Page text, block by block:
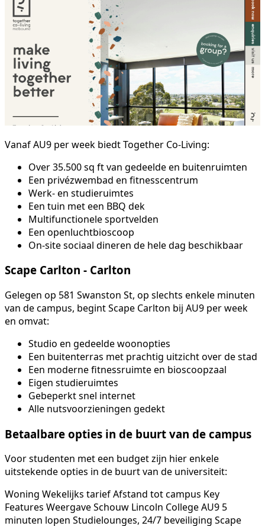
Vanaf AU9 per week biedt Together Co-Living:
Over 35.500 sq ft van gedeelde en buitenruimten
Een privézwembad en fitnesscentrum
Werk- en studieruimtes
Een tuin met een BBQ dek
Multifunctionele sportvelden
Een openluchtbioscoop
On-site sociaal dineren de hele dag beschikbaar
Scape Carlton - Carlton
Gelegen op 581 Swanston St, op slechts enkele minuten
van de campus, begint Scape Carlton bij AU9 per week
en omvat:
Studio en gedeelde woonopties
Een buitenterras met prachtig uitzicht over de stad
Een moderne fitnessruimte en bioscoopzaal
Eigen studieruimtes
Gebeperkt snel internet
Alle nutsvoorzieningen gedekt
Betaalbare opties in de buurt van de campus
Voor studenten met een budget zijn hier enkele
uitstekende opties in de buurt van de universiteit:
Woning Wekelijks tarief Afstand tot campus Key
Features Weergave Schouw Lincoln College AU9 5
minuten lopen Studielounges, 24/7 beveiliging Scape